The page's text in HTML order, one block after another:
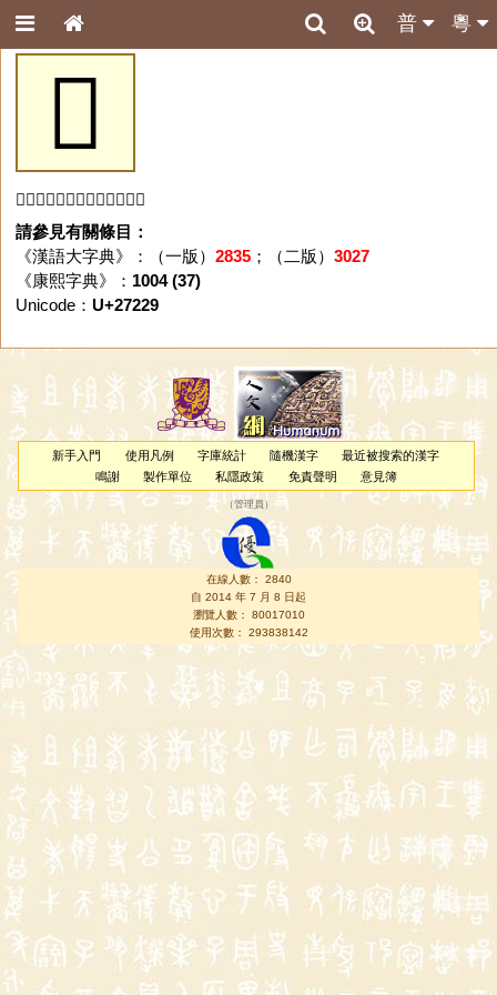
粵
普
𧈩
「𧈩」字未收錄於本資料庫。
請參見有關條目：
《漢語大字典》：（一版） 2835；（二版） 3027
《康熙字典》： 1004 (37)
Unicode： U+27229
新手入門 使用凡例 字庫統計 隨機漢字
最近被搜索的漢字
鳴謝
製作單位 私隱政策 免責聲明 意見簿
（管理員 ）
在線人數： 2840
自 2014 年 7 月 8 日起
瀏覽人數： 80017010
使用次數： 293838142